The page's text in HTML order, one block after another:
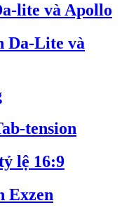
lite và Apollo
Da-Lite và
tension
lệ 16:9
Exzen